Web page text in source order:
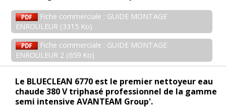
Fiche commerciale : GUIDE MONTAGE
ENROULEUR (3315 Ko)
Fiche commerciale : GUIDE MONTAGE
ENROULEUR 2 (659 Ko)
Le BLUECLEAN 6770 est le premier nettoyeur eau
chaude 380 V triphasé professionnel de la gamme
semi intensive AVANTEAM Group'.